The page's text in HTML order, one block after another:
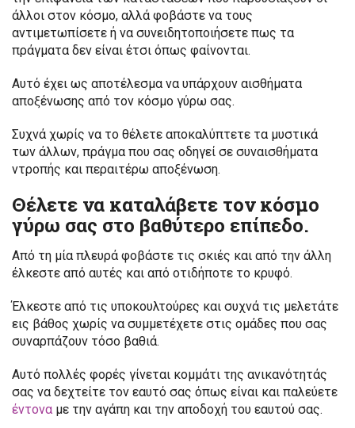
άλλοι στον κόσμο, αλλά φοβάστε να τους
αντιμετωπίσετε ή να συνειδητοποιήσετε πως τα
πράγματα δεν είναι έτσι όπως φαίνονται.
Αυτό έχει ως αποτέλεσμα να υπάρχουν αισθήματα
αποξένωσης από τον κόσμο γύρω σας.
Συχνά χωρίς να το θέλετε αποκαλύπτετε τα μυστικά
των άλλων, πράγμα που σας οδηγεί σε συναισθήματα
ντροπής και περαιτέρω αποξένωση.
Θέλετε να καταλάβετε τον κόσμο
γύρω σας στο βαθύτερο επίπεδο.
Από τη μία πλευρά φοβάστε τις σκιές και από την άλλη
έλκεστε από αυτές και από οτιδήποτε το κρυφό.
Έλκεστε από τις υποκουλτούρες και συχνά τις μελετάτε
εις βάθος χωρίς να συμμετέχετε στις ομάδες που σας
συναρπάζουν τόσο βαθιά.
Αυτό πολλές φορές γίνεται κομμάτι της ανικανότητάς
σας να δεχτείτε τον εαυτό σας όπως είναι και παλεύετε
έντονα με την αγάπη και την αποδοχή του εαυτού σας.